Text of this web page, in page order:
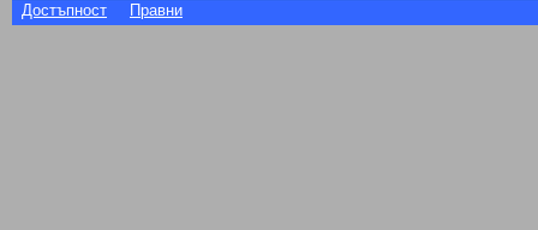
Достъпност Правни